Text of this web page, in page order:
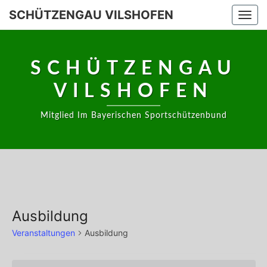
Skip
SCHÜTZENGAU VILSHOFEN
SCHÜTZENGAU
VILSHOFEN
Mitglied Im Bayerischen Sportschützenbund
Ausbildung
Veranstaltungen Ausbildung